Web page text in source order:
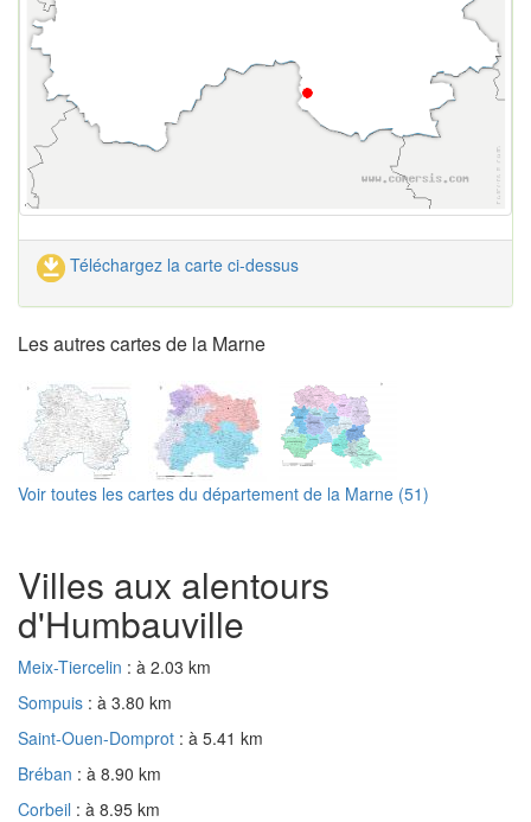
Téléchargez la carte ci-dessus
Les autres cartes de la Marne
Voir toutes les cartes du département de la Marne (51)
Villes aux alentours
d'Humbauville
Meix-Tiercelin : à 2.03 km
Sompuis : à 3.80 km
Saint-Ouen-Domprot : à 5.41 km
Bréban : à 8.90 km
Corbeil : à 8.95 km